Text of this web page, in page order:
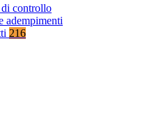
controllo
adempimenti
216